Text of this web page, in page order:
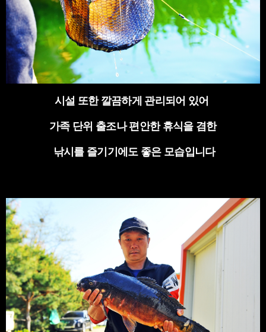
시설 또한 깔끔하게 관리되어 있어
가족 단위 출조나 편안한 휴식을 겸한
낚시를 즐기기에도 좋은 모습입니다